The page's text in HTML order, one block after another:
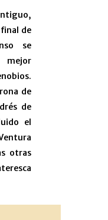
de
se
mejor
de
de
el
otras